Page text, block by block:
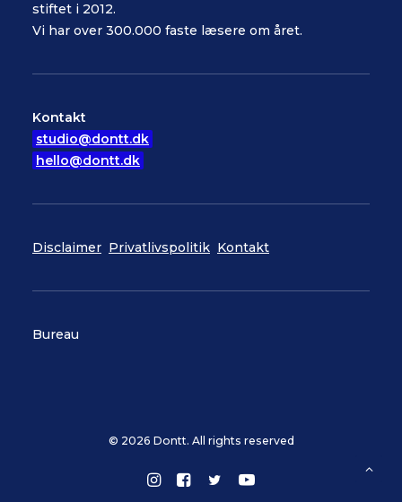
stiftet i 2012.
Vi har over 300.000 faste læsere om året.
Kontakt
studio@dontt.dk
hello@dontt.dk
Disclaimer Privatlivspolitik Kontakt
Bureau
© 2026 Dontt. All rights reserved